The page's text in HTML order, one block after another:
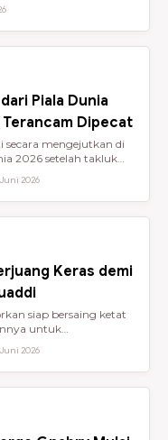
Piala Dunia
Dipecat
mengejutkan di
2026 setelah takluk
2026
Keras demi
siap bersaing ketat
untuk
2026